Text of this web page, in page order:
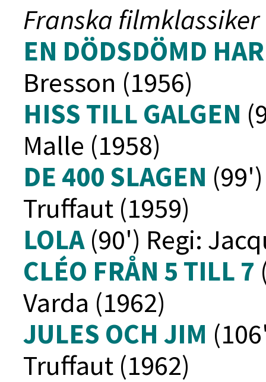
Franska filmklassiker
EN DÖDSDÖMD
Bresson (1956)
HISS TILL GALGEN
Malle (1958)
DE 400 SLAGEN
Truffaut (1959)
LOLA (90') Regi:
CLÉO FRÅN 5 TILL 7
Varda (1962)
JULES OCH JIM
Truffaut (1962)